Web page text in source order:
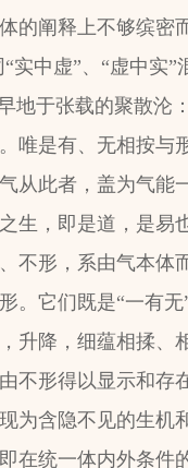
的阐释上不够缤密
“实中虚”、“虚中实”
地于张载的聚散沦
唯是有、无相按与
从此者，盖为气能
生，即是道，是易
不形，系由气本体
。它们既是“一有无
升降，细蕴相揉、
不形得以显示和存
为含隐不见的生机
在统一体内外条件